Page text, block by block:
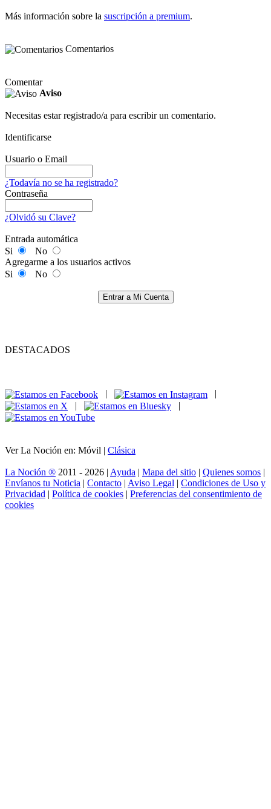
Más información sobre la suscripción a premium.
Comentarios
Comentar
Aviso
Necesitas estar registrado/a para escribir un comentario.
Identificarse
Usuario o Email
¿Todavía no se ha registrado?
Contraseña
¿Olvidó su Clave?
Entrada automática
Si
No
Agregarme a los usuarios activos
Si
No
Entrar a Mi Cuenta
DESTACADOS
|
|
Ver La Noción en: Móvil | Clásica
La Noción ® 2011 - 2026 | Ayuda | Mapa del sitio | Quienes somos |
Envíanos tu Noticia | Contacto | Aviso Legal | Condiciones de Uso y
Privacidad | Política de cookies | Preferencias del consentimiento de
cookies